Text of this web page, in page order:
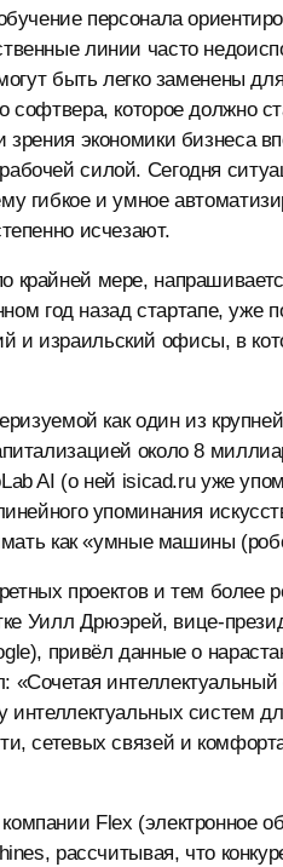
персонала
линии часто
быть легко заменены
софтвера, которое должно
экономики бизнеса
силой. Сегодня
гибкое и умное
исчезают.
крайней мере,
год назад стартапе, уже
и израильский офисы, в
как один из
около 8
AI (о ней isicad.ru уже
упоминания
как «умные машины
проектов и тем более
Уилл Дрюэрей, вице-
привёл данные о
интеллектуальный
систем
сетевых связей и
Flex (электронное
рассчитывая, что